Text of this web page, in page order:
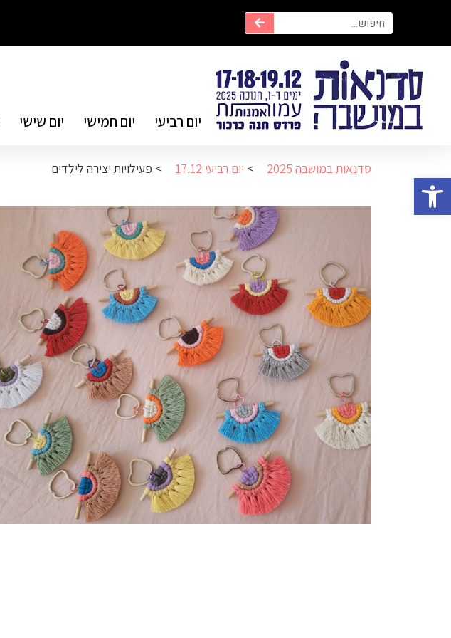
פתח סרגל נגישות
יום רביעי יום חמישי יום שישי
סדנאות במושבה 2025 > יום רביעי 17.12 > פעילויות יצירה לילדים